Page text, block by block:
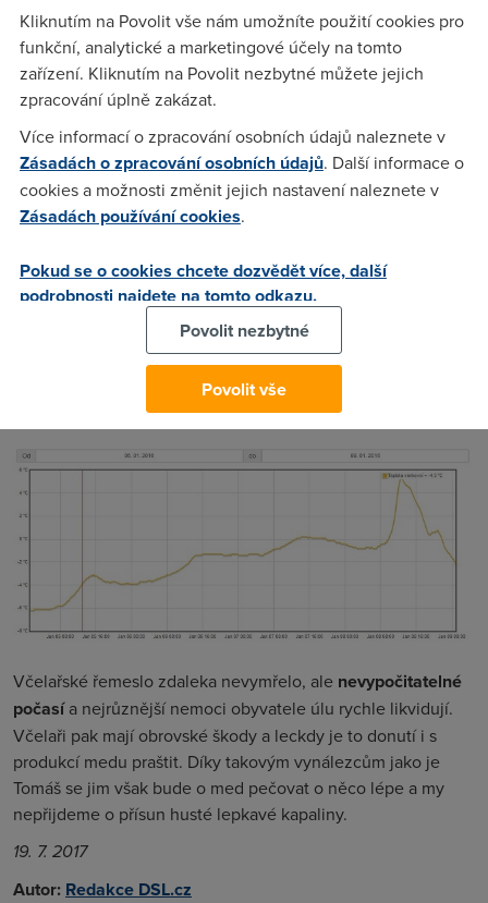
Jak váha funguje?
Včelař postaví úl na kovovou konstrukci s tenzometrickým
můstkem a řídící elektronikou. Váha má iLED displej
zobrazující stavy bez využití počítače, pro online sledování
použije bezdrátový mobul. Na jednom místě může včelař
shromáždit maximálně pět vah, které lze napájet z jediného
zdroje. Data pak váhy posílajído cloudové databáze
Včelařské řemeslo zdaleka nevymřelo, ale nevypočitatelné
počasía nejrůznější nemoci obyvatele úlu rychle likvidují.
Včelaři pak mají obrovské škody a leckdy je to donutí i s
produkcí medu praštit. Díky takovým vynálezcům jako je
Tomáš se jim však bude o med pečovat o něco lépe a my
nepřijdeme o přísun husté lepkavé kapaliny.
19. 7. 2017
Autor: Redakce DSL.cz
Kliknutím na Povolit vše nám umožníte použití cookies pro
funkční, analytické a marketingové účely na tomto
zařízení. Kliknutím na Povolit nezbytné můžete jejich
zpracování úplně zakázat.
Více informací o zpracování osobních údajů naleznete v
Zásadách o zpracování osobních údajů. Další informace o
cookies a možnosti změnit jejich nastavení naleznete v
Zásadách používání cookies.
Pokud se o cookies chcete dozvědět více, další
podrobnosti najdete na tomto odkazu.
Povolit nezbytné
Povolit vše